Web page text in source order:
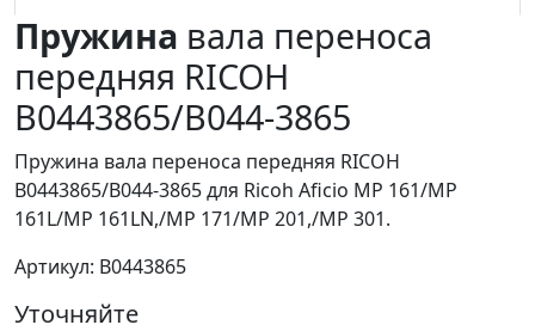
Пружина вала переноса
передняя RICOH
B0443865/B044-3865
Пружина вала переноса передняя RICOH
B0443865/B044-3865 для Ricoh Aficio MP 161/MP
161L/MP 161LN,/MP 171/MP 201,/MP 301.
Артикул: B0443865
Уточняйте